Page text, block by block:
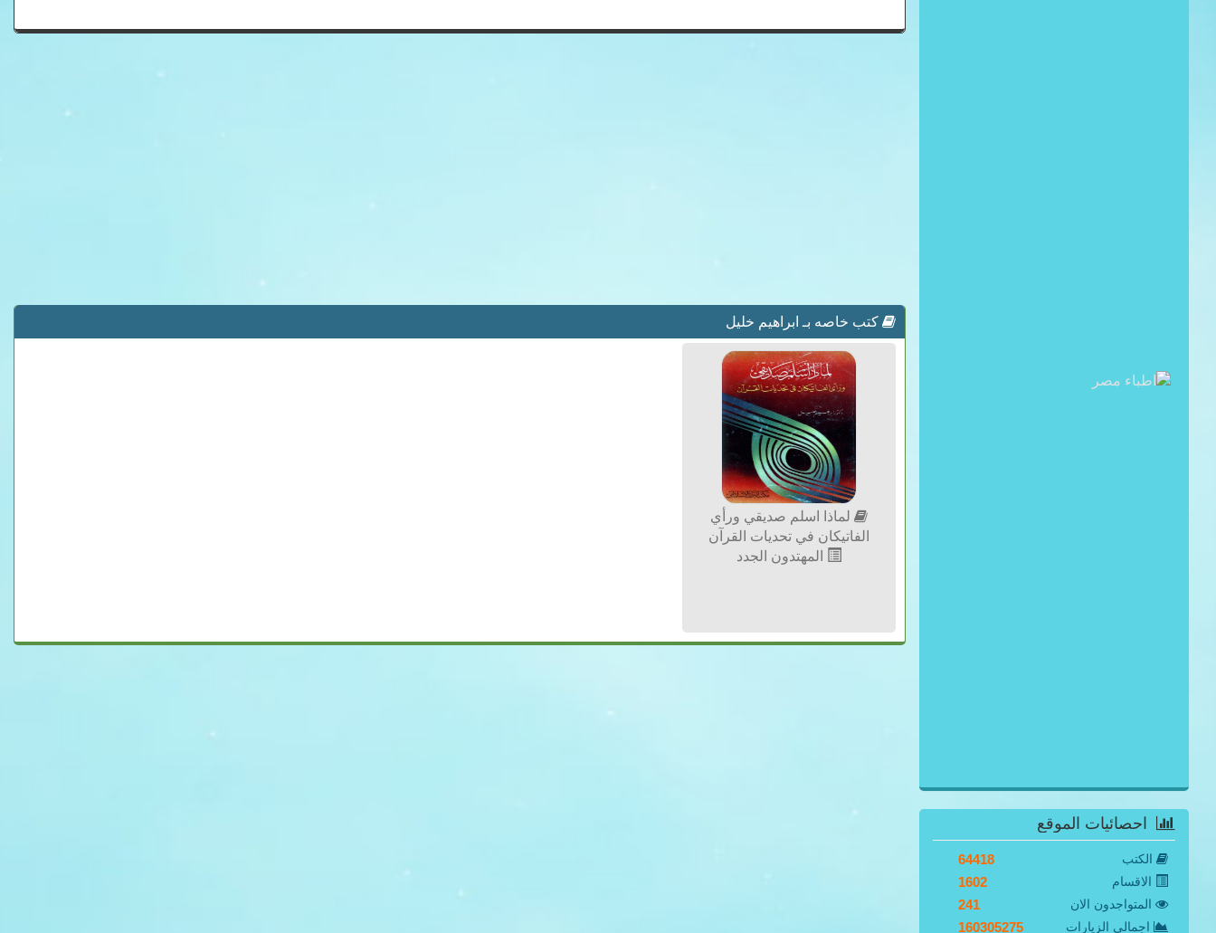
كتب خاصه بـ ابراهيم خليل
لماذا اسلم صديقي ورأي
الفاتيكان في تحديات القرآن
المهتدون الجدد
احصائيات الموقع
الكتب 64418
الاقسام 1602
المتواجدون الان 241
اجمالي الزيارات 160305275